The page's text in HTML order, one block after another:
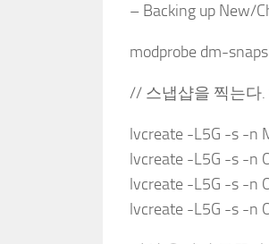
– Backing up New/
modprobe dm-
// 스냅샵을 찍는다.
lvcreate -L5G -s -n
lvcreate -L5G -s -n
lvcreate -L5G -s -n
lvcreate -L5G -s -n